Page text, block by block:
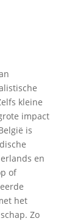
kleine
impact
is
en
of
het
Zo